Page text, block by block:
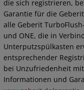
die sich registrieren,
Garantie für die
alle Geberit
und ONE, die in
Unterputzspülkasten
entsprechender
bei Unzufriedenheit
Informationen und